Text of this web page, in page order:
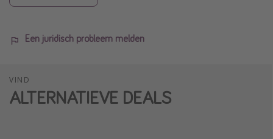
Een juridisch probleem melden
VIND
ALTERNATIEVE DEALS